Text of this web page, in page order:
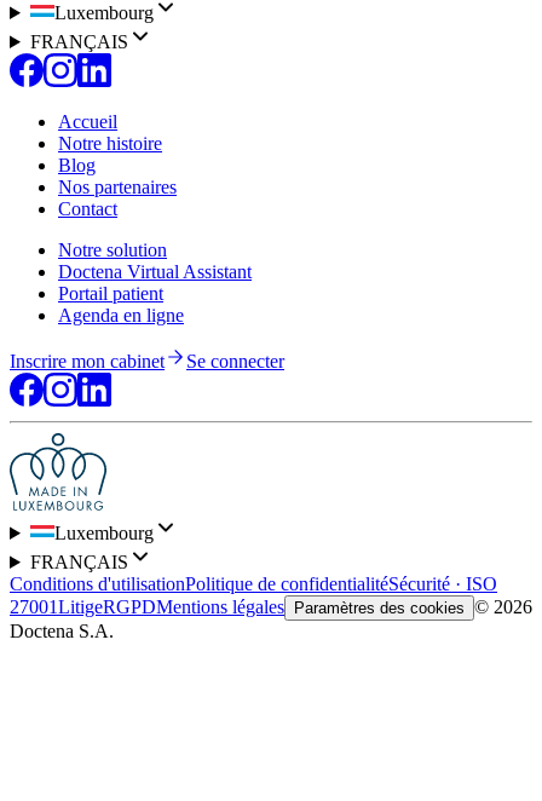
Luxembourg
FRANÇAIS
Accueil
Notre histoire
Blog
Nos partenaires
Contact
Notre solution
Doctena Virtual Assistant
Portail patient
Agenda en ligne
Inscrire mon cabinet Se connecter
Luxembourg
FRANÇAIS
Conditions d'utilisationPolitique de confidentialitéSécurité · ISO
27001LitigeRGPDMentions légales Paramètres des cookies © 2026
Doctena S.A.